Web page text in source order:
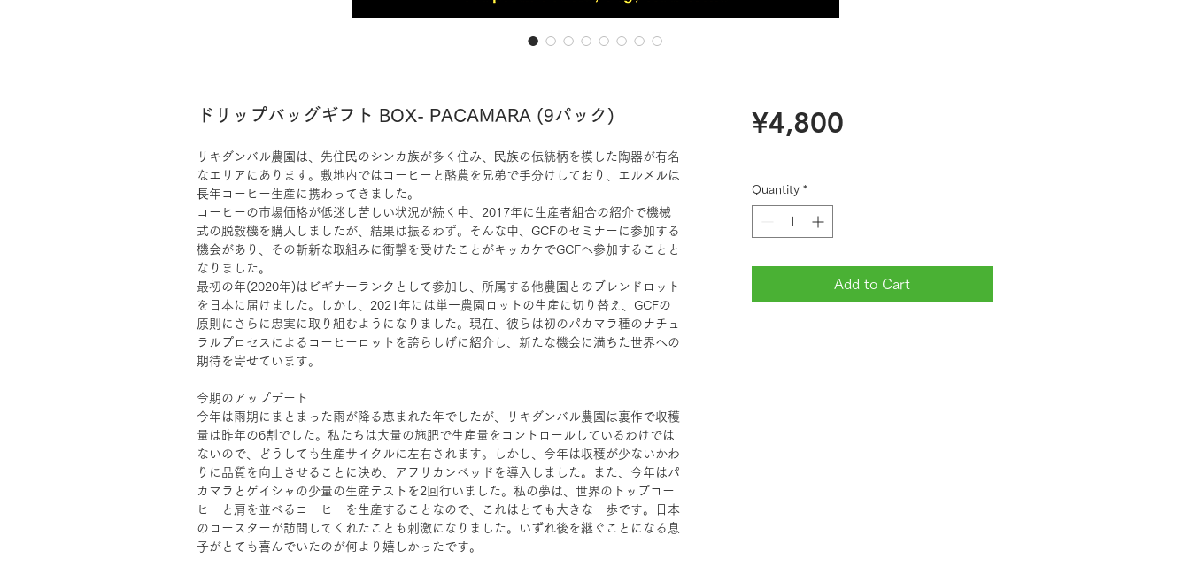
ドリップバッグギフト BOX- PACAMARA (9パック)
リキダンバル農園は、先住⺠のシンカ族が多く住み、⺠族の伝統柄を模した陶器が有名
なエリアにあります。敷地内ではコーヒーと酪農を兄弟で手分けしており、エルメルは
⻑年コーヒー生産に携わってきました。
コーヒーの市場価格が低迷し苦しい状況が続く中、2017年に生産者組合の紹介で機械
式の脱穀機を購入しましたが、結果は振るわず。そんな中、GCFのセミナーに参加する
機会があり、その斬新な取組みに衝撃を受けたことがキッカケでGCFへ参加することと
なりました。
最初の年(2020年)はビギナーランクとして参加し、所属する他農園とのブレンドロット
を日本に届けました。しかし、2021年には単一農園ロットの生産に切り替え、GCFの
原則にさらに忠実に取り組むようになりました。現在、彼らは初のパカマラ種のナチュ
ラルプロセスによるコーヒーロットを誇らしげに紹介し、新たな機会に満ちた世界への
期待を寄せています。
今期のアップデート
今年は雨期にまとまった雨が降る恵まれた年でしたが、リキダンバル農園は裏作で収穫
量は昨年の6割でした。私たちは大量の施肥で生産量をコントロールしているわけでは
ないので、どうしても生産サイクルに左右されます。しかし、今年は収穫が少ないかわ
りに品質を向上させることに決め、アフリカンベッドを導入しました。また、今年はパ
カマラとゲイシャの少量の生産テストを2回行いました。私の夢は、世界のトップコー
ヒーと肩を並べるコーヒーを生産することなので、これはとても大きな一歩です。日本
のロースターが訪問してくれたことも刺激になりました。いずれ後を継ぐことになる息
子がとても喜んでいたのが何より嬉しかったです。
¥4,800Price
Quantity *
Add to Cart